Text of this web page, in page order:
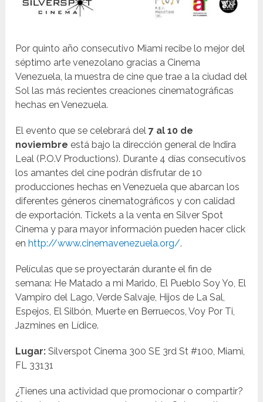
Por quinto año consecutivo Miami recibe lo mejor del
séptimo arte venezolano gracias a Cinema
Venezuela, la muestra de cine que trae a la ciudad del
Sol las más recientes creaciones cinematográficas
hechas en Venezuela.
El evento que se celebrará del7 al 10 de
noviembre está bajo la dirección general de Indira
Leal (P.O.V Productions). Durante 4 días consecutivos
los amantes del cine podrán disfrutar de 10
producciones hechas en Venezuela que abarcan los
diferentes géneros cinematográficos y con calidad
de exportación. Tickets a la venta en Silver Spot
Cinema y para mayor información pueden hacer click
en http://www.cinemavenezuela.org/.
Películas que se proyectarán durante el fin de
semana: He Matado a mi Marido, El Pueblo Soy Yo, El
Vampiro del Lago, Verde Salvaje, Hijos de La Sal,
Espejos, El Silbón, Muerte en Berruecos, Voy Por Ti,
Jazmines en Lídice.
Lugar: Silverspot Cinema 300 SE 3rd St #100, Miami,
FL 33131
¿Tienes una actividad que promocionar o compartir?